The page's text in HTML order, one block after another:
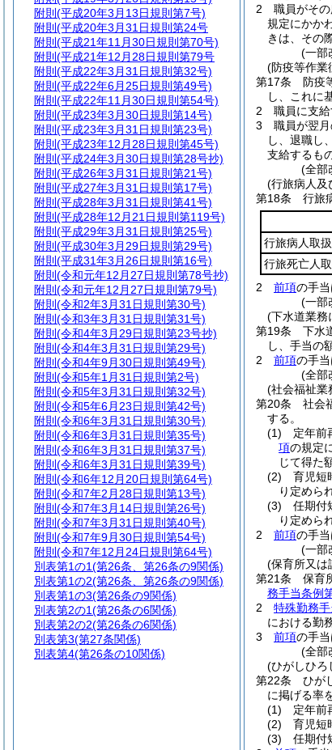
2
職員がそ
規定にかか
きは、その
(一部
(防疫等作業
第17条
防疫
し、これに
2
職員に支
3
職員が翌
し、退職し
支給するも
(全部
(行旅病人及
第18条
行旅
行旅病人取
行旅死亡人
2
前項の手当
(一部
(下水道業務
第19条
下水
し、手当の
2
前項の手当
(全部
(社会福祉業
第20条
社会
する。
(1)
定年前
項の規定
じて得た
(2)
育児短
り定めら
(3)
任期付
り定めら
2
前項の手
(一部
(保育所又は
第21条
保育
務手当条例
2
特殊勤務
における勤
3
前項の手当
(全部
(ひがしひろ
第22条
ひが
に掲げる率
(1)
定年前
(2)
育児短
(3)
任期付
附則 (平成20年3月13日規則第7号)
附則 (平成20年3月31日規則第24号
附則 (平成21年11月30日規則第70号)
附則 (平成21年12月28日規則第79号
附則 (平成22年3月31日規則第32号)
附則 (平成22年6月25日規則第49号)
附則 (平成22年11月30日規則第54号)
附則 (平成23年3月30日規則第14号)
附則 (平成23年3月31日規則第23号)
附則 (平成23年12月28日規則第45号)
附則 (平成24年3月30日規則第28号抄)
附則 (平成26年3月31日規則第21号)
附則 (平成27年3月31日規則第17号)
附則 (平成28年3月31日規則第41号)
附則 (平成28年12月21日規則第119号)
附則 (平成29年3月31日規則第25号)
附則 (平成30年3月29日規則第29号)
附則 (平成31年3月26日規則第16号)
附則 (令和元年12月27日規則第78号抄)
附則 (令和元年12月27日規則第79号)
附則 (令和2年3月31日規則第30号)
附則 (令和3年3月31日規則第31号)
附則 (令和4年3月29日規則第23号抄)
附則 (令和4年3月31日規則第29号)
附則 (令和4年9月30日規則第49号)
附則 (令和5年1月31日規則第2号)
附則 (令和5年3月31日規則第32号)
附則 (令和5年6月23日規則第42号)
附則 (令和6年3月31日規則第30号)
附則 (令和6年3月31日規則第35号)
附則 (令和6年3月31日規則第37号)
附則 (令和6年3月31日規則第39号)
附則 (令和6年12月20日規則第64号)
附則 (令和7年2月28日規則第13号)
附則 (令和7年3月14日規則第26号)
附則 (令和7年3月31日規則第40号)
附則 (令和7年9月30日規則第54号)
附則 (令和7年12月24日規則第64号)
別表第1の1(第26条、第26条の9関係)
別表第1の2(第26条、第26条の9関係)
別表第1の3(第26条の9関係)
別表第2の1(第26条の6関係)
別表第2の2(第26条の6関係)
別表第3(第27条関係)
別表第4(第26条の10関係)